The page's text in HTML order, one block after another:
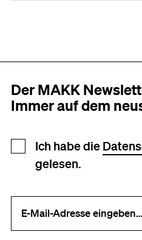
Der MAKK
Immer auf dem
Newsletter
Ich habe die
gelesen.